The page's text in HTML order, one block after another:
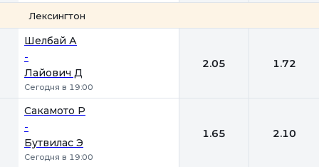
Лексингтон
Шелбай А
-
Лайович Д
Сегодня в 19:00
2.05 1.72
Сакамото Р
-
Бутвилас Э
Сегодня в 19:00
1.65 2.10